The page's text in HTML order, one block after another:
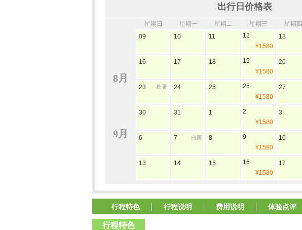
出行日价格表
8月
9月
星期日 星期一 星期二 星期三 星期四
09
10 11
12
¥1580
13
16 17 18
19
¥1580
20
23 处暑 24 25
26
¥1580
27
30 31 1
2
¥1580
3
6 7 白露 8
9
¥1580
10
13 14 15
16
¥1580
17
行程特色 行程说明 费用说明 体验点评
行程特色